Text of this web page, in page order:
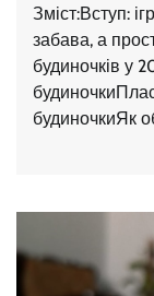
Зміст:Вступ:
забава, а
будиночків у
будиночкиЯк